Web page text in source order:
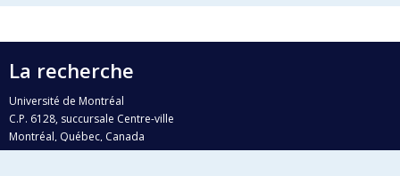
La recherche
Université de Montréal
C.P. 6128, succursale Centre-ville
Montréal, Québec, Canada
H3C 3J7